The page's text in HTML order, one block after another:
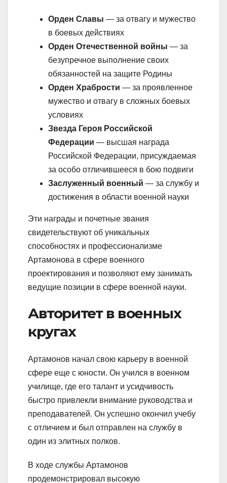
Орден Славы — за отвагу и мужество
в боевых действиях
Орден Отечественной войны — за
безупречное выполнение своих
обязанностей на защите Родины
Орден Храбрости — за проявленное
мужество и отвагу в сложных боевых
условиях
Звезда Героя Российской
Федерации — высшая награда
Российской Федерации, присуждаемая
за особо отличившееся в бою подвиги
Заслуженный военный — за службу и
достижения в области военной науки
Эти награды и почетные звания
свидетельствуют об уникальных
способностях и профессионализме
Артамонова в сфере военного
проектирования и позволяют ему занимать
ведущие позиции в сфере военной науки.
Авторитет в военных
кругах
Артамонов начал свою карьеру в военной
сфере еще с юности. Он учился в военном
училище, где его талант и усидчивость
быстро привлекли внимание руководства и
преподавателей. Он успешно окончил учебу
с отличием и был отправлен на службу в
один из элитных полков.
В ходе службы Артамонов
продемонстрировал высокую